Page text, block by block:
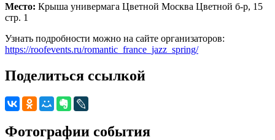
Место: Крыша универмага Цветной Москва Цветной б-р, 15
стр. 1
Узнать подробности можно на сайте организаторов:
https://roofevents.ru/romantic_france_jazz_spring/
Поделиться ссылкой
Фотографии события